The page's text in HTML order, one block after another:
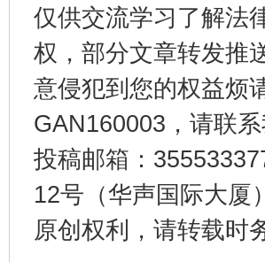
仅供交流学习了解法
权，部分文章转发推
意侵犯到您的权益烦
GAN160003，请联
投稿邮箱：
12号（华声国际大厦
原创权利，请转载时
东山县通报“牛蛙产品抗生素超标问题”